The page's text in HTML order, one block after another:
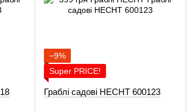
−9%
Super PRICE!
Граблі садові HECHT 600123